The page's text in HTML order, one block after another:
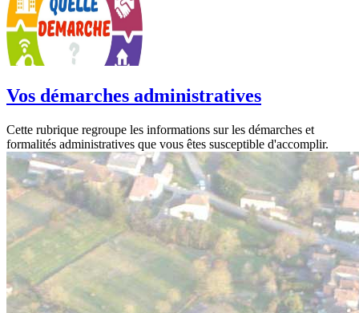
Vos démarches administratives
Cette rubrique regroupe les informations sur les démarches et
formalités administratives que vous êtes susceptible d'accomplir.